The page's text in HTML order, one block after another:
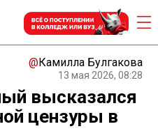
@Камилла Булгакова
13 мая 2026, 08:28
высказался
цензуры в